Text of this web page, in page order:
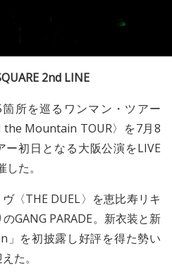
2nd LINE
所を巡るワンマン・ツアー
the Mountain TOUR〉を7月8
初日となる大阪公演をLIVE
た。
〈THE DUEL〉を恵比寿リキ
GANG PARADE。新衣装と新
を初披露し好評を得た勢い
た。